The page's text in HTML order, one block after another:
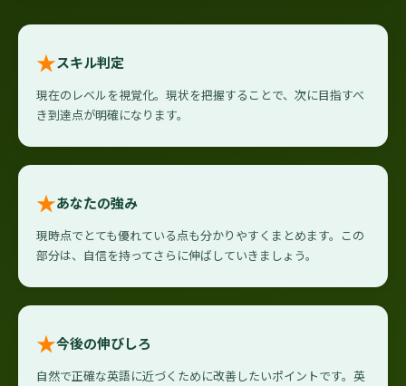
★スキル判定
現在のレベルを視覚化。現状を把握することで、次に目指すべ
き到達点が明確になります。
★あなたの強み
現時点でとても優れている点も分かりやすくまとめます。この
部分は、自信を持ってさらに伸ばしていきましょう。
★今後の伸びしろ
自然で正確な英語に近づくために改善したいポイントです。英